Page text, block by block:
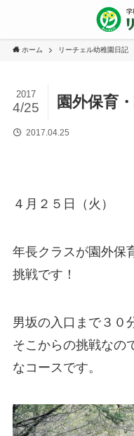
ホーム リーチェル幼稚園日記
園外保育
2017
4/25
2017.04.25
４月２５日（火）
年長クラスが園外保
挑戦です！
男坂の入口まで３０
そこからの挑戦なの
なコースです。